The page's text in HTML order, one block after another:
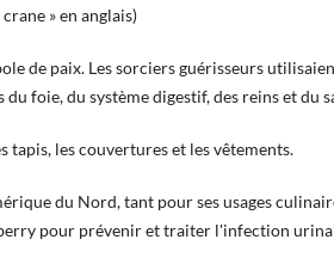
» en anglais)
de paix. Les sorciers guérisseurs
foie, du système digestif, des reins et du
les couvertures et les vêtements.
du Nord, tant pour ses usages
pour prévenir et traiter l'infection